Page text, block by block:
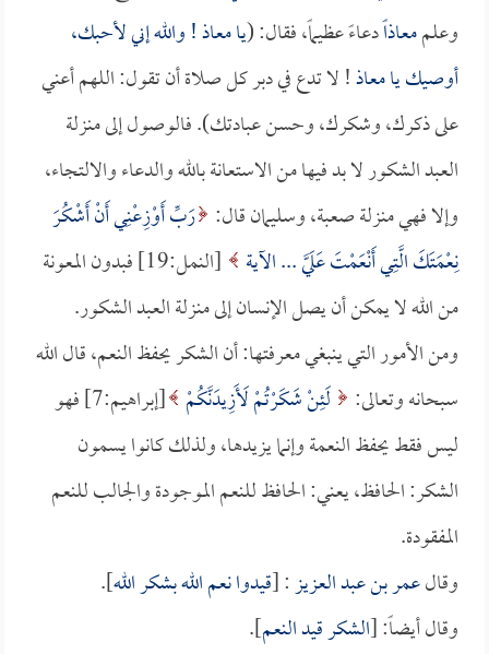
وعلممعاذاًدعاءً عظيماً، فقال: (يامعاذ! والله إني لأحبك،
أوصيك يامعاذ! لا تدع في دبر كل صلاة أن تقول: اللهم أعني
على ذكرك، وشكرك، وحسن عبادتك). فالوصول إلى منزلة
العبد الشكور لا بد فيها من الاستعانة بالله والدعاء والالتجاء،
وإلا فهي منزلة صعبة، وسليمان قال: رَبِّ أَوْزِعْنِي أَنْ أَشْكُرَ
نِعْمَتَكَ الَّتِي أَنْعَمْتَ عَلَيَّ ... الآية
[النمل:19] فبدون المعونة
من الله لا يمكن أن يصل الإنسان إلى منزلة العبد الشكور.
ومن الأمور التي ينبغي معرفتها: أن الشكر يحفظ النعم، قال الله
سبحانه وتعالى:
لَئِنْ شَكَرْتُمْ لَأَزِيدَنَّكُمْ
[إبراهيم:7] فهو
ليس فقط يحفظ النعمة وإنما يزيدها، ولذلك كانوا يسمون
الشكر: الحافظ، يعني: الحافظ للنعم الموجودة والجالب للنعم
المفقودة.
وقالعمر بن عبد العزيز: [قيدوا نعم الله بشكر الله].
وقال أيضاً: [الشكر قيد النعم].